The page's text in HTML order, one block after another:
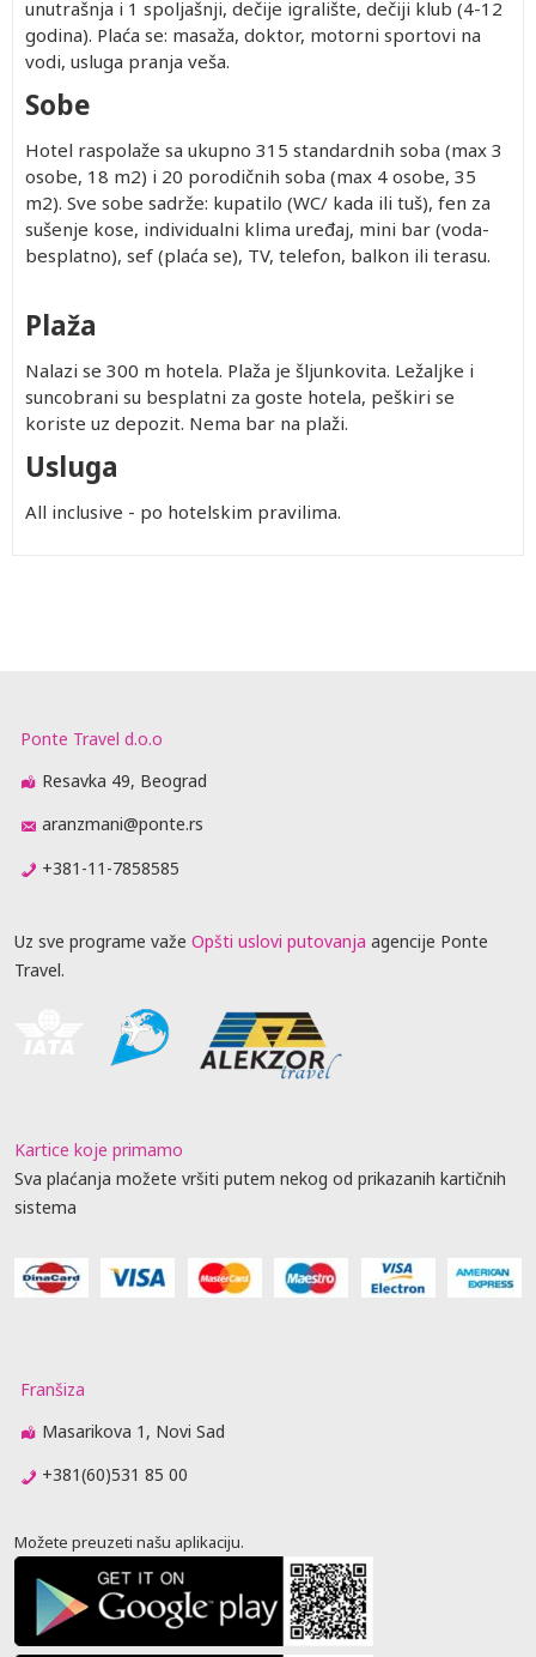
unutrašnja i 1 spoljašnji, dečije igralište, dečiji klub (4-12
godina). Plaća se: masaža, doktor, motorni sportovi na
vodi, usluga pranja veša.
Sobe
Hotel raspolaže sa ukupno 315 standardnih soba (max 3
osobe, 18 m2) i 20 porodičnih soba (max 4 osobe, 35
m2). Sve sobe sadrže: kupatilo (WC/ kada ili tuš), fen za
sušenje kose, individualni klima uređaj, mini bar (voda-
besplatno), sef (plaća se), TV, telefon, balkon ili terasu.
Plaža
Nalazi se 300 m hotela. Plaža je šljunkovita. Ležaljke i
suncobrani su besplatni za goste hotela, peškiri se
koriste uz depozit. Nema bar na plaži.
Usluga
All inclusive - po hotelskim pravilima.
Ponte Travel d.o.o
Resavka 49, Beograd
aranzmani@ponte.rs
+381-11-7858585
Uz sve programe važe Opšti uslovi putovanja agencije Ponte
Travel.
Kartice koje primamo
Sva plaćanja možete vršiti putem nekog od prikazanih kartičnih
sistema
Franšiza
Masarikova 1, Novi Sad
+381(60)531 85 00
Možete preuzeti našu aplikaciju.